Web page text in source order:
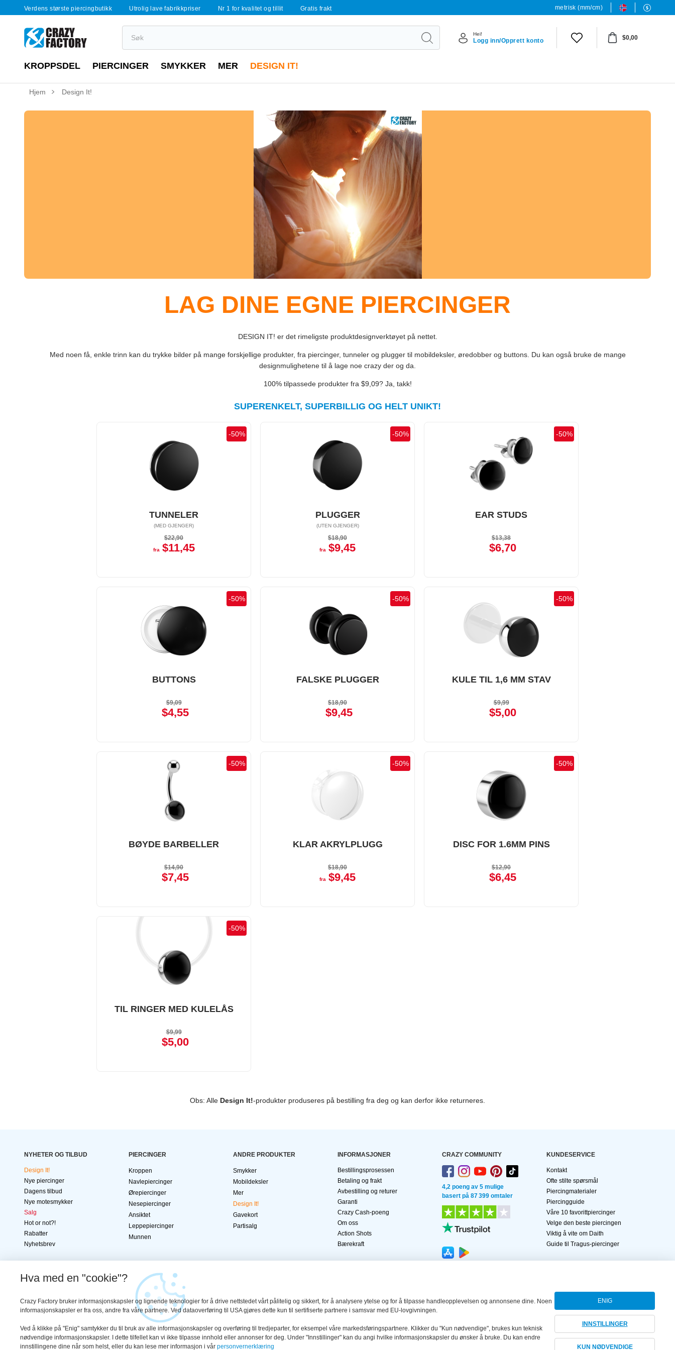
Verdens største piercingbutikk Utrolig lave fabrikkpriser Nr 1 for kvalitet og tillit Gratis frakt metrisk (mm/cm)
Hei!
Logg inn/Opprett konto $0,00
KROPPSDEL PIERCINGER SMYKKER MER DESIGN IT!
Hjem Design It!
LAG DINE EGNE PIERCINGER
DESIGN IT! er det rimeligste produktdesignverktøyet på nettet.
Med noen få, enkle trinn kan du trykke bilder på mange forskjellige produkter, fra piercinger, tunneler og plugger til mobildeksler, øredobber og buttons. Du kan også bruke de mange
designmulighetene til å lage noe crazy der og da.
100% tilpassede produkter fra $9,09? Ja, takk!
SUPERENKELT, SUPERBILLIG OG HELT UNIKT!
-50%
TUNNELER
(MED GJENGER)
$22,90
fra $11,45
-50%
PLUGGER
(UTEN GJENGER)
$18,90
fra $9,45
-50%
EAR STUDS
$13,38
$6,70
-50%
BUTTONS
$9,09
$4,55
-50%
FALSKE PLUGGER
$18,90
$9,45
-50%
KULE TIL 1,6 MM STAV
$9,99
$5,00
-50%
BØYDE BARBELLER
$14,90
$7,45
-50%
KLAR AKRYLPLUGG
$18,90
fra $9,45
-50%
DISC FOR 1.6MM PINS
$12,90
$6,45
-50%
TIL RINGER MED KULELÅS
$9,99
$5,00
Obs: Alle Design It!-produkter produseres på bestilling fra deg og kan derfor ikke returneres.
NYHETER OG TILBUD
Design It!
Nye piercinger
Dagens tilbud
Nye motesmykker
Salg
Hot or not?!
Rabatter
Nyhetsbrev
PIERCINGER
Kroppen
Navlepiercinger
Ørepiercinger
Nesepiercinger
Ansiktet
Leppepiercinger
Munnen
ANDRE PRODUKTER
Smykker
Mobildeksler
Mer
Design It!
Gavekort
Partisalg
INFORMASJONER
Bestillingsprosessen
Betaling og frakt
Avbestilling og returer
Garanti
Crazy Cash-poeng
Om oss
Action Shots
Bærekraft
CRAZY COMMUNITY
4,2 poeng av 5 mulige
basert på 87 399 omtaler
KUNDESERVICE
Kontakt
Ofte stilte spørsmål
Piercingmaterialer
Piercingguide
Våre 10 favorittpiercinger
Velge den beste piercingen
Viktig å vite om Daith
Guide til Tragus-piercinger
BESTILLING
Vilkår|Personvern|Colofon
© 2026 Crazy Factory International GmbH
Hva med en "cookie"?
Crazy Factory bruker informasjonskapsler og lignende teknologier for å drive nettstedet vårt pålitelig og sikkert, for å analysere ytelse og for å tilpasse handleopplevelsen og annonsene dine. Noen
informasjonskapsler er fra oss, andre fra våre partnere. Ved dataoverføring til USA gjøres dette kun til sertifiserte partnere i samsvar med EU-lovgivningen.
Ved å klikke på "Enig" samtykker du til bruk av alle informasjonskapsler og overføring til tredjeparter, for eksempel våre markedsføringspartnere. Klikker du "Kun nødvendige", brukes kun teknisk
nødvendige informasjonskapsler. I dette tilfellet kan vi ikke tilpasse innhold eller annonser for deg. Under "Innstillinger" kan du angi hvilke informasjonskapsler du ønsker å bruke. Du kan endre
innstillingene dine når som helst, eller du kan lese mer informasjon i vår personvernerklæring
ENIG
INNSTILLINGER
KUN NØDVENDIGE